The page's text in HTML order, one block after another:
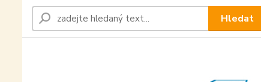
Hledat